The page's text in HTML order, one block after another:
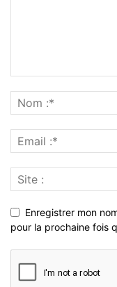
Enregistrer mon
pour la prochaine fois